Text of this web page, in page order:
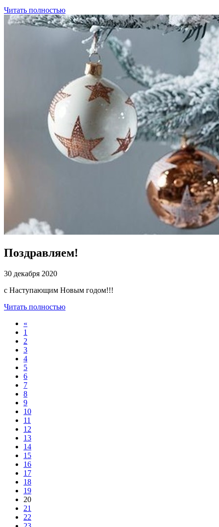
Читать полностью
Поздравляем!
30 декабря 2020
с Наступающим Новым годом!!!
Читать полностью
«
1
2
3
4
5
6
7
8
9
10
11
12
13
14
15
16
17
18
19
20
21
22